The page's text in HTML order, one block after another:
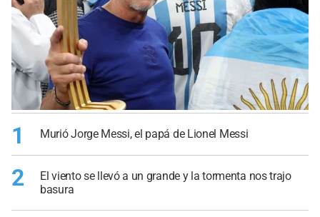
1 Murió Jorge Messi, el papá de Lionel Messi
2
El viento se llevó a un grande y la tormenta nos trajo
basura